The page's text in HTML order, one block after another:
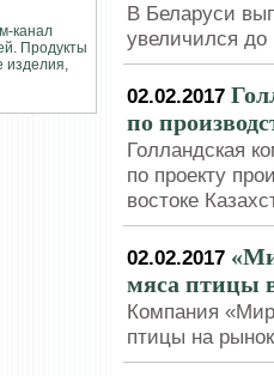
В Беларуси
увеличился до
02.02.2017
по
Голландская
по проекту
востоке
02.02.2017
мяса птицы
Компания
птицы на